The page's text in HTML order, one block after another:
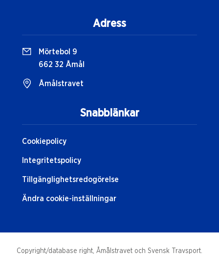
Snabblänkar
Cookiepolicy
Integritetspolicy
Tillgänglighetsredogörelse
Ändra cookie-inställningar
Adress
Mörtebol 9
662 32 Åmål
Åmålstravet
Copyright/database right, Åmålstravet och Svensk Travsport.